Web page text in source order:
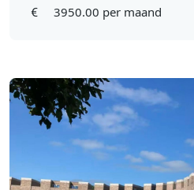
3950.00 per maand